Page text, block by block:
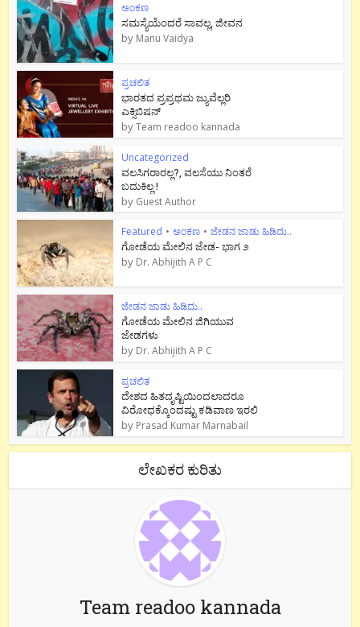
ಅಂಕಣ
ಸಮಸ್ಯೆಯೆಂದರೆ ಸಾವಲ್ಲ, ಜೀವನ
by Manu Vaidya
ಪ್ರಚಲಿತ
ಭಾರತದ ಪ್ರಪ್ರಥಮ ಜ್ಯುವೆಲ್ಲರಿ
ಎಕ್ಸಿಬಿಷನ್
byTeam readoo kannada
Uncategorized
ವಲಸಿಗರಾರಲ್ಲ?, ವಲಸೆಯು ನಿಂತರೆ
ಬದುಕಿಲ್ಲ !
by Guest Author
Featured • ಅಂಕಣ • ಜೇಡನ ಜಾಡು ಹಿಡಿದು..
ಗೋಡೆಯ ಮೇಲಿನ ಜೇಡ- ಭಾಗ ೨
by Dr. Abhijith A P C
ಜೇಡನ ಜಾಡು ಹಿಡಿದು..
ಗೋಡೆಯ ಮೇಲಿನ ಜಿಗಿಯುವ
ಜೇಡಗಳು
by Dr. Abhijith A P C
ಪ್ರಚಲಿತ
ದೇಶದ ಹಿತದೃಷ್ಟಿಯಿಂದಲಾದರೂ
ವಿರೋಧಕ್ಕೊಂದಷ್ಟು ಕಡಿವಾಣ ಇರಲಿ
by Prasad Kumar Marnabail
ಲೇಖಕರ ಕುರಿತು
Team readoo kannada